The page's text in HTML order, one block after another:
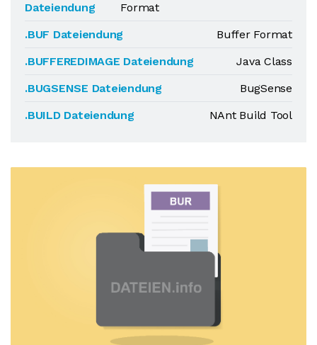
Dateiendung
Format
.BUF Dateiendung
Buffer Format
.BUFFEREDIMAGE Dateiendung
Java Class
.BUGSENSE Dateiendung
BugSense
.BUILD Dateiendung
NAnt Build Tool